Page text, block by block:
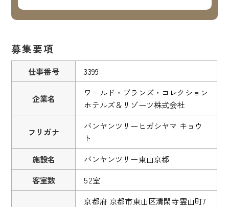
募集要項
仕事番号 3399
企業名
ワールド・ブランズ・コレクション
ホテルズ＆リゾーツ株式会社
フリガナ
バンヤンツリーヒガシヤマ キョウ
ト
施設名
バンヤンツリー東山京都
客室数
52室
京都府 京都市東山区清閑寺霊山町7